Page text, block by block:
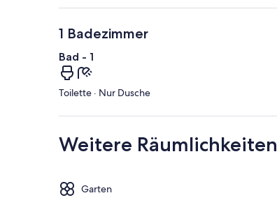
1 Badezimmer
Bad - 1
Toilette · Nur Dusche
Weitere Räumlichkeiten
Garten